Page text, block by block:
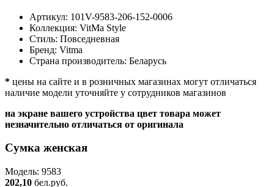
Артикул: 101V-9583-206-152-0006
Коллекция: VitMa Style
Стиль: Повседневная
Бренд: Vitma
Страна производитель: Беларусь
* цены на сайте и в розничных магазинах могут отличаться
наличие модели уточняйте у сотрудников магазинов
на экране вашего устройства цвет товара может
незначительно отличаться от оригинала
Сумка женская
Модель: 9583
202,10 бел.руб.